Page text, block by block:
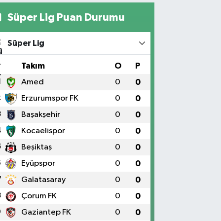
Süper Lig Puan Durumu
Süper Lig
Takım O P
Amed 0 0
Erzurumspor FK 0 0
Başakşehir 0 0
Kocaelispor 0 0
Beşiktaş 0 0
Eyüpspor 0 0
Galatasaray 0 0
Çorum FK 0 0
Gaziantep FK 0 0